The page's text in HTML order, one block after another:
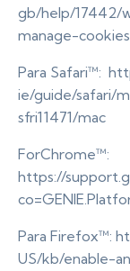
gb/help/17442/
manage-cookies
Para Safari™:
ie/guide/safari/
sfri11471/mac
ForChrome™:
https://
Para Firefox™:
US/kb/enable-